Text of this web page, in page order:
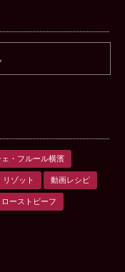
ェ・フルール横濱
リゾット 動画レシピ
ーストビーフ